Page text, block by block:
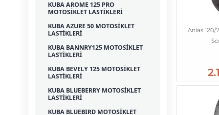
KUBA AROME 125 PRO
MOTOSİKLET LASTİKLERİ
KUBA AZURE 50 MOTOSİKLET
LASTİKLERİ
KUBA BANNRY125 MOTOSİKLET
LASTİKLERİ
KUBA BEVELY 125 MOTOSİKLET
LASTİKLERİ
KUBA BLUEBERRY MOTOSİKLET
LASTİKLERİ
KUBA BLUEBIRD MOTOSİKLET
Anlas 120/